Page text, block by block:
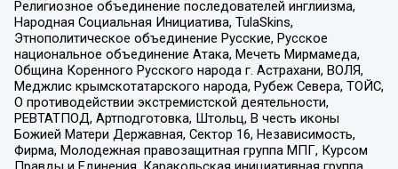
Религиозное объединение последователей инглиизма,
Народная Социальная Инициатива, TulaSkins,
Этнополитическое объединение Русские, Русское
национальное объединение Атака, Мечеть Мирмамеда,
Община Коренного Русского народа г. Астрахани, ВОЛЯ,
Меджлис крымскотатарского народа, Рубеж Севера, ТОЙС,
О противодействии экстремистской деятельности,
РЕВТАТПОД, Артподготовка, Штольц, В честь иконы
Божией Матери Державная, Сектор 16, Независимость,
Фирма, Молодежная правозащитная группа МПГ, Курсом